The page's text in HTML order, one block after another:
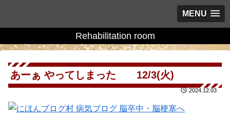
MENU
Rehabilitation room
あーぁ やってしまった 12/3(火)
2024.12.03